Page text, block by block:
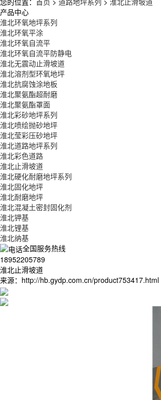
产品中心
淮北环氧地坪系列
淮北环氧平涂
淮北环氧自流平
淮北环氧自流平防静电
淮北无震动止滑坡道
淮北溶剂型环氧地坪
淮北抗腐蚀涂地板
淮北聚氨酯超耐磨
淮北聚氨酯罩面
淮北彩砂地坪系列
淮北喷绘抛砂地坪
淮北莹彩压砂地坪
淮北道路地坪系列
淮北彩色道路
淮北止滑坡道
淮北硬化耐磨地坪系列
淮北固化地坪
淮北耐磨地坪
淮北混凝土密封固化剂
淮北钾基
淮北锂基
淮北纳基
全国服务热线
18952205789
淮北止滑坡道
来源：http://hb.gydp.com.cn/product753417.html